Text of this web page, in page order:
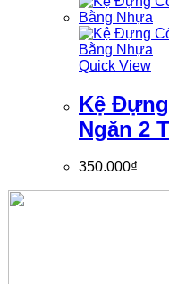
Quick View
Kệ
Ngăn 2
350.000₫